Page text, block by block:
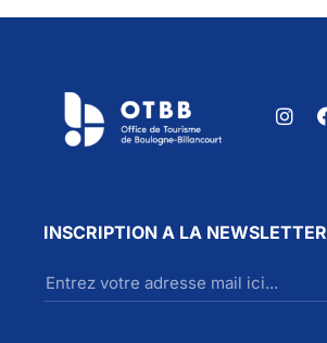
INSCRIPTION A LA NEWSLETTER